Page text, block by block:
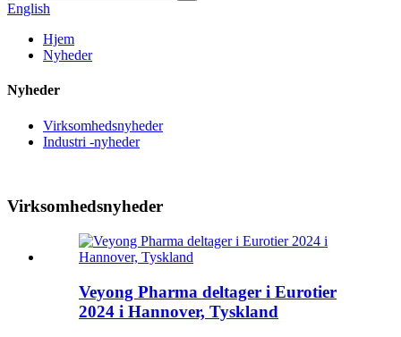
English
Hjem
Nyheder
Nyheder
Virksomhedsnyheder
Industri -nyheder
Virksomhedsnyheder
Veyong Pharma deltager i Eurotier
2024 i Hannover, Tyskland